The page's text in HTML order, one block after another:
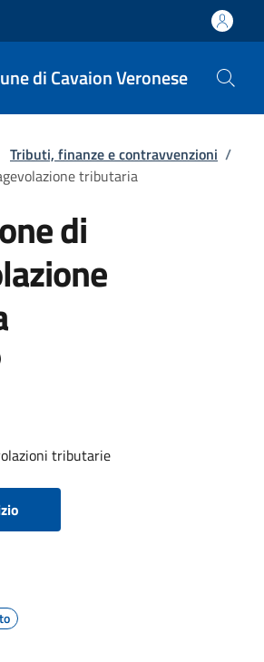
di Cavaion Veronese
Tributi, finanze e contravvenzioni /
tributaria
di
tributarie